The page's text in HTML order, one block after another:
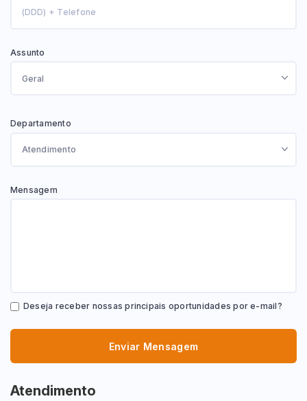
Atendimento
Assunto
Departamento
Mensagem
Deseja receber nossas principais oportunidades por e-mail?
Enviar Mensagem